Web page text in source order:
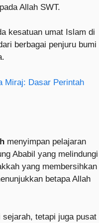
Allah SWT.
kesatuan umat Islam di
berbagai penjuru bumi
Miraj: Dasar Perintah
menyimpan pelajaran
Ababil yang melindungi
yang membersihkan
betapa Allah
sejarah, tetapi juga pusat